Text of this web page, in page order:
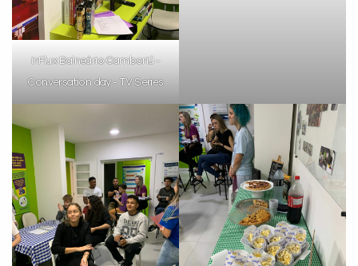
inFlux Balneário Camboriú -
Conversation day - TV Series
Você é aluno inFlux?
Sim Não
VOLTAR